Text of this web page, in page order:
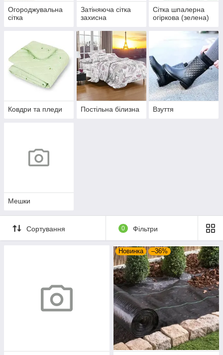
Огороджувальна
сітка
Затіняюча сітка
захисна
Сітка шпалерна
огіркова (зелена)
Ковдри та пледи Постільна білизна Взуття
Мешки
Сортування 0 Фільтри
Новинка –36%